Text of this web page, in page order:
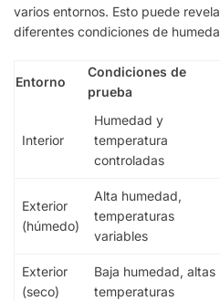
varios entornos. Esto puede
diferentes condiciones de
Entorno
Condiciones de
prueba
Interior
Humedad y
temperatura
controladas
Exterior
(húmedo)
Alta humedad,
temperaturas
variables
Exterior
(seco)
Baja humedad, altas
temperaturas